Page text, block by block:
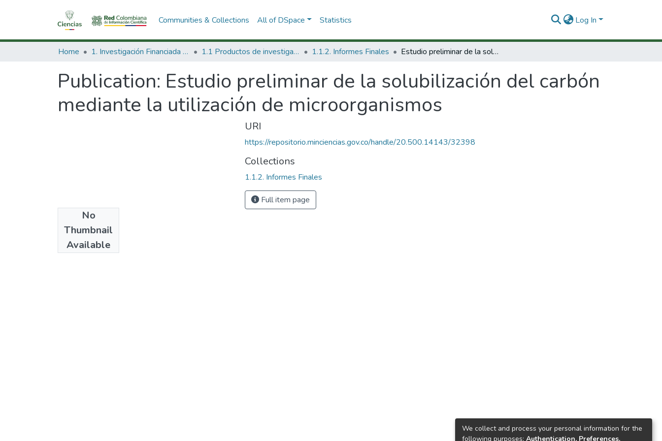
Communities & Collections All of DSpace Statistics Log In
Home 1. Investigación Financiada con Recursos Públicos 1.1 Productos de investigación 1.1.2. Informes Finales Estudio preliminar de la solubilización del carbón mediante la utilización de microorganismos
Publication: Estudio preliminar de la solubilización del carbón
mediante la utilización de microorganismos
No
Thumbnail
Available
1992
URI
https://repositorio.minciencias.gov.co/handle/20.500.14143/32398
Collections
1.1.2. Informes Finales
Full item page
We collect and process your personal information for the
following purposes: Authentication, Preferences,